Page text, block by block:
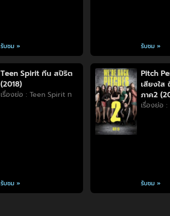
รับชม » รับชม »
Teen Spirit ทีน สปิริต
(2018)
เรื่องย่อ : Teen Spirit ท
รับชม »
Pitch
เสียงใส
ภาค2
เรื่องย่อ
รับชม »